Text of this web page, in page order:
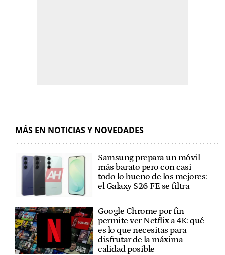
MÁS EN NOTICIAS Y NOVEDADES
Samsung prepara un móvil
más barato pero con casi
todo lo bueno de los mejores:
el Galaxy S26 FE se filtra
Google Chrome por fin
permite ver Netflix a 4K: qué
es lo que necesitas para
disfrutar de la máxima
calidad posible